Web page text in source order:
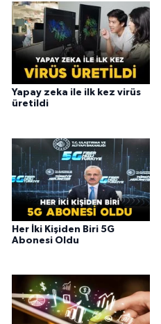
Yapay zeka ile ilk kez virüs
üretildi
Her İki Kişiden Biri 5G
Abonesi Oldu